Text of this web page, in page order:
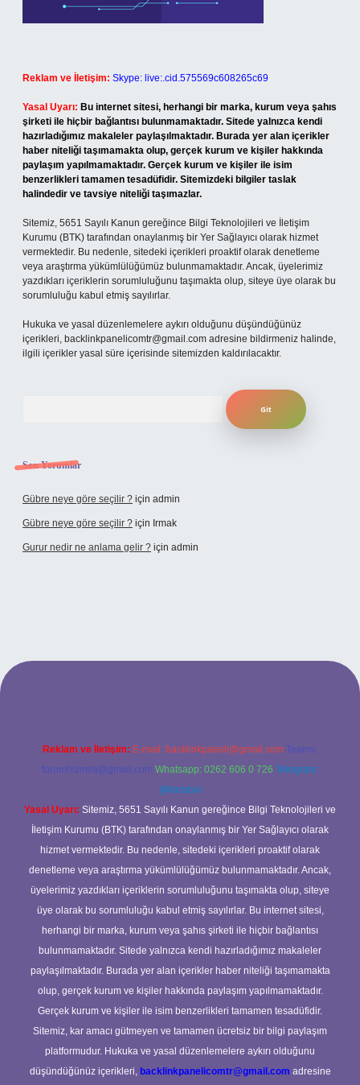
Reklam ve İletişim: Skype: live:.cid.575569c608265c69
Yasal Uyarı: Bu internet sitesi, herhangi bir marka, kurum veya şahıs
şirketi ile hiçbir bağlantısı bulunmamaktadır. Sitede yalnızca kendi
hazırladığımız makaleler paylaşılmaktadır. Burada yer alan içerikler
haber niteliği taşımamakta olup, gerçek kurum ve kişiler hakkında
paylaşım yapılmamaktadır. Gerçek kurum ve kişiler ile isim
benzerlikleri tamamen tesadüfidir. Sitemizdeki bilgiler taslak
halindedir ve tavsiye niteliği taşımazlar.
Sitemiz, 5651 Sayılı Kanun gereğince Bilgi Teknolojileri ve İletişim
Kurumu (BTK) tarafından onaylanmış bir Yer Sağlayıcı olarak hizmet
vermektedir. Bu nedenle, sitedeki içerikleri proaktif olarak denetleme
veya araştırma yükümlülüğümüz bulunmamaktadır. Ancak, üyelerimiz
yazdıkları içeriklerin sorumluluğunu taşımakta olup, siteye üye olarak bu
sorumluluğu kabul etmiş sayılırlar.
Hukuka ve yasal düzenlemelere aykırı olduğunu düşündüğünüz
içerikleri, backlinkpanelicomtr@gmail.com adresine bildirmeniz halinde,
ilgili içerikler yasal süre içerisinde sitemizden kaldırılacaktır.
Son Yorumlar
Gübre neye göre seçilir ? için admin
Gübre neye göre seçilir ? için Irmak
Gurur nedir ne anlama gelir ? için admin
yeni giriş adresi
Reklam ve İletişim: E-mail: backlinkpaneli@gmail.com Teams:
forumhizmeti@gmail.com Whatsapp: 0262 606 0 726 Telegram:
@karabul
Yasal Uyarı: Sitemiz, 5651 Sayılı Kanun gereğince Bilgi Teknolojileri ve
İletişim Kurumu (BTK) tarafından onaylanmış bir Yer Sağlayıcı olarak
hizmet vermektedir. Bu nedenle, sitedeki içerikleri proaktif olarak
denetleme veya araştırma yükümlülüğümüz bulunmamaktadır. Ancak,
üyelerimiz yazdıkları içeriklerin sorumluluğunu taşımakta olup, siteye
üye olarak bu sorumluluğu kabul etmiş sayılırlar. Bu internet sitesi,
herhangi bir marka, kurum veya şahıs şirketi ile hiçbir bağlantısı
bulunmamaktadır. Sitede yalnızca kendi hazırladığımız makaleler
paylaşılmaktadır. Burada yer alan içerikler haber niteliği taşımamakta
olup, gerçek kurum ve kişiler hakkında paylaşım yapılmamaktadır.
Gerçek kurum ve kişiler ile isim benzerlikleri tamamen tesadüfidir.
Sitemiz, kar amacı gütmeyen ve tamamen ücretsiz bir bilgi paylaşım
platformudur. Hukuka ve yasal düzenlemelere aykırı olduğunu
düşündüğünüz içerikleri, backlinkpanelicomtr@gmail.com adresine